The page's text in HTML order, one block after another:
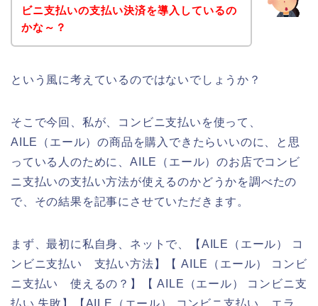
ビニ支払いの支払い決済を導入しているの
かな～？
という風に考えているのではないでしょうか？
そこで今回、私が、コンビニ支払いを使って、
AILE（エール）の商品を購入できたらいいのに、と思
っている人のために、AILE（エール）のお店でコンビ
ニ支払いの支払い方法が使えるのかどうかを調べたの
で、その結果を記事にさせていただきます。
まず、最初に私自身、ネットで、【AILE（エール） コ
ンビニ支払い 支払い方法】【 AILE（エール） コンビ
ニ支払い 使えるの？】【 AILE（エール） コンビニ支
払い 失敗】【AILE（エール） コンビニ支払い エラ